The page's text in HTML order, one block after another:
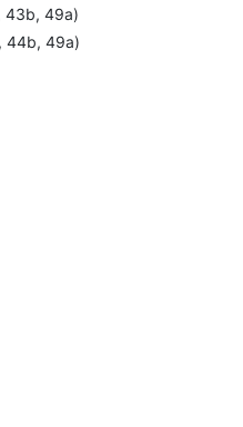
43b, 49a)
44b, 49a)